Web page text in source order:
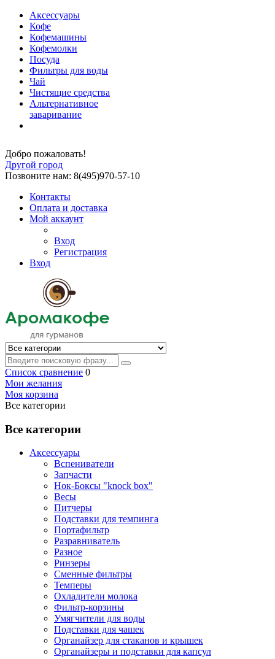
Аксессуары
Кофе
Кофемашины
Кофемолки
Посуда
Фильтры для воды
Чай
Чистящие средства
Альтернативное
заваривание
Добро пожаловать!
Другой город
Позвоните нам: 8(495)970-57-10
Контакты
Оплата и доставка
Мой аккаунт
Вход
Регистрация
Вход
Список сравнение 0
Мои желания
Моя корзина
Все категории
Все категории
Аксессуары
Вспениватели
Запчасти
Нок-Боксы "knock box"
Весы
Питчеры
Подставки для темпинга
Портафильтр
Разравниватель
Разное
Ринзеры
Сменные фильтры
Темперы
Охладители молока
Фильтр-корзины
Умягчители для воды
Подставки для чашек
Органайзер для стаканов и крышек
Органайзеры и подставки для капсул